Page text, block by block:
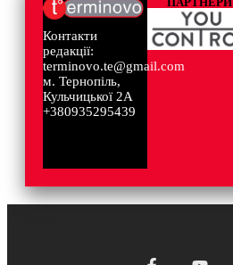
Контакти
редакції:
terminovo.te@gmail.com
м. Тернопіль,
Кульчицької 2А
+380935295439